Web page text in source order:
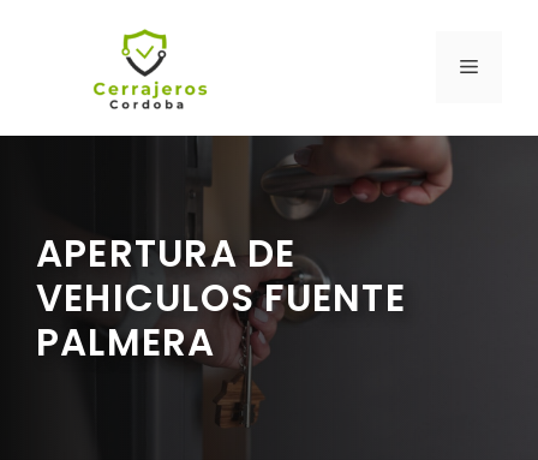
MENÚ
APERTURA DE
VEHICULOS FUENTE
PALMERA